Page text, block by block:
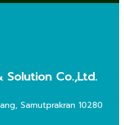
Co.,Ltd.
Samutprakran 10280